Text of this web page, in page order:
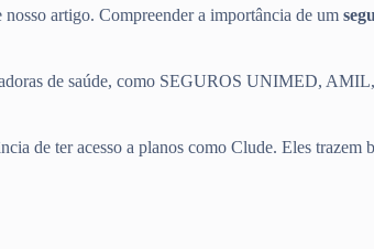
artigo. Compreender a importância de um
de saúde, como SEGUROS UNIMED,
de ter acesso a planos como Clude. Eles trazem